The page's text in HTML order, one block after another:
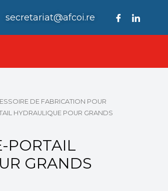
secretariat@afcoi.re
DE FABRICATION POUR
HYDRAULIQUE POUR GRANDS
PORTAIL
GRANDS